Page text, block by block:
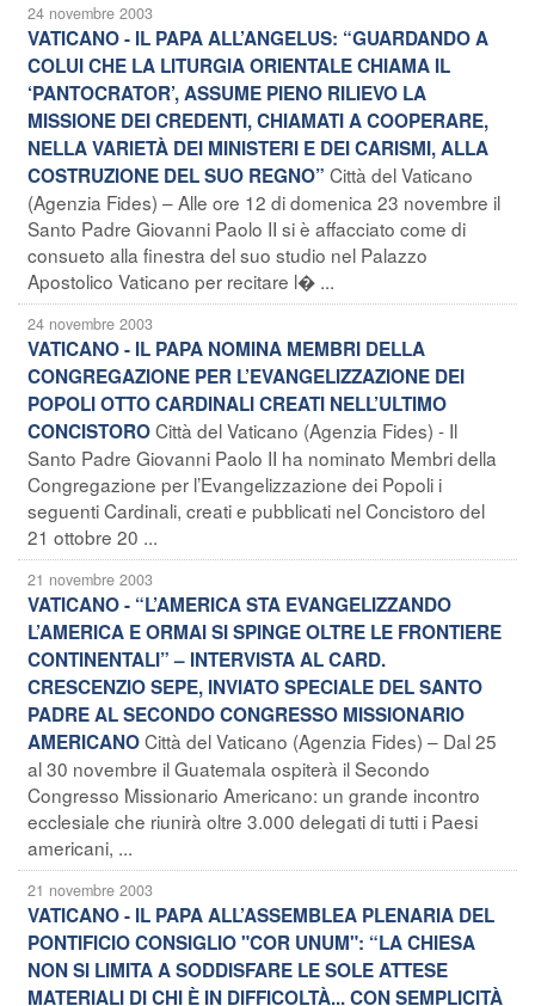
24 novembre 2003
VATICANO - IL PAPA ALL’ANGELUS: “GUARDANDO A
COLUI CHE LA LITURGIA ORIENTALE CHIAMA IL
‘PANTOCRATOR’, ASSUME PIENO RILIEVO LA
MISSIONE DEI CREDENTI, CHIAMATI A COOPERARE,
NELLA VARIETÀ DEI MINISTERI E DEI CARISMI, ALLA
COSTRUZIONE DEL SUO REGNO” Città del Vaticano
(Agenzia Fides) – Alle ore 12 di domenica 23 novembre il
Santo Padre Giovanni Paolo II si è affacciato come di
consueto alla finestra del suo studio nel Palazzo
Apostolico Vaticano per recitare l� ...
24 novembre 2003
VATICANO - IL PAPA NOMINA MEMBRI DELLA
CONGREGAZIONE PER L’EVANGELIZZAZIONE DEI
POPOLI OTTO CARDINALI CREATI NELL’ULTIMO
CONCISTOROCittà del Vaticano (Agenzia Fides) - Il
Santo Padre Giovanni Paolo II ha nominato Membri della
Congregazione per l’Evangelizzazione dei Popoli i
seguenti Cardinali, creati e pubblicati nel Concistoro del
21 ottobre 20 ...
21 novembre 2003
VATICANO - “L’AMERICA STA EVANGELIZZANDO
L’AMERICA E ORMAI SI SPINGE OLTRE LE FRONTIERE
CONTINENTALI” – INTERVISTA AL CARD.
CRESCENZIO SEPE, INVIATO SPECIALE DEL SANTO
PADRE AL SECONDO CONGRESSO MISSIONARIO
AMERICANOCittà del Vaticano (Agenzia Fides) – Dal 25
al 30 novembre il Guatemala ospiterà il Secondo
Congresso Missionario Americano: un grande incontro
ecclesiale che riunirà oltre 3.000 delegati di tutti i Paesi
americani, ...
21 novembre 2003
VATICANO - IL PAPA ALL’ASSEMBLEA PLENARIA DEL
PONTIFICIO CONSIGLIO "COR UNUM": “LA CHIESA
NON SI LIMITA A SODDISFARE LE SOLE ATTESE
MATERIALI DI CHI È IN DIFFICOLTÀ... CON SEMPLICITÀ